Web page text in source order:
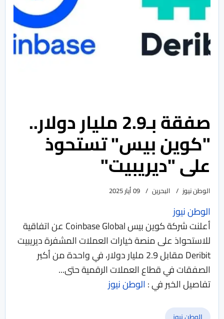
صفقة بـ2.9 مليار دولار..
"كوين بيس" تستحوذ
على "ديريبيت"
الوطن نيوز البحرين 09 أيار 2025
الوطن نيوز
أعلنت شركة كوين بيس Coinbase Global عن اتفاقية
للاستحواذ على منصة خيارات العملات المشفرة ديريبيت
Deribit مقابل 2.9 مليار دولار، في واحدة من أكبر
الصفقات في قطاع العملات الرقمية حتى...
تفاصيل الخبر في :الوطن نيوز